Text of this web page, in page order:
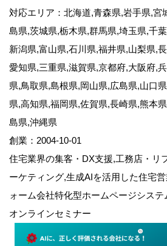
対応エリア：北海道,青森県,岩手県,宮
島県,茨城県,栃木県,群馬県,埼玉県,千
新潟県,富山県,石川県,福井県,山梨県,
愛知県,三重県,滋賀県,京都府,大阪府,
県,鳥取県,島根県,岡山県,広島県,山口
県,高知県,福岡県,佐賀県,長崎県,熊本
島県,沖縄県
創業：2004-10-01
住宅業界の集客・DX支援,工務店・リ
ーケティング,生成AIを活用した住宅
ォーム会社特化型ホームページシステ
オンラインセミナー